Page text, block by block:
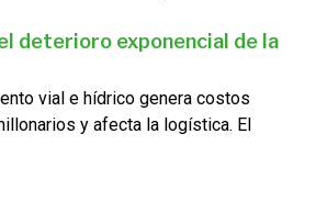
deterioro exponencial de la
vial e hídrico genera costos
y afecta la logística. El